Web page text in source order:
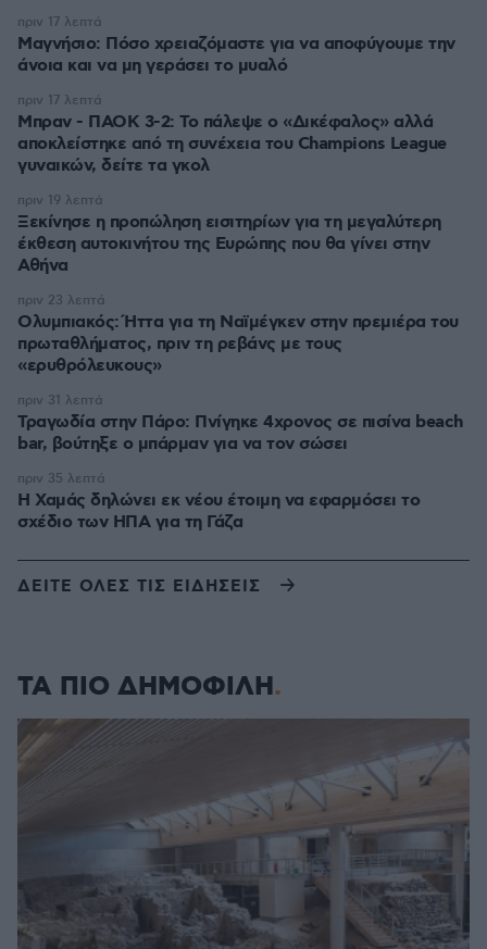
Μαγνήσιο: Πόσο χρειαζόμαστε για να αποφύγουμε την
άνοια και να μη γεράσει το μυαλό
πριν 17 λεπτά
Μπραν - ΠΑΟΚ 3-2: Το πάλεψε ο «Δικέφαλος» αλλά
αποκλείστηκε από τη συνέχεια του Champions League
γυναικών, δείτε τα γκολ
πριν 17 λεπτά
Ξεκίνησε η προπώληση εισιτηρίων για τη μεγαλύτερη
έκθεση αυτοκινήτου της Ευρώπης που θα γίνει στην
Αθήνα
πριν 19 λεπτά
Ολυμπιακός: Ήττα για τη Ναϊμέγκεν στην πρεμιέρα του
πρωταθλήματος, πριν τη ρεβάνς με τους
«ερυθρόλευκους»
πριν 23 λεπτά
Τραγωδία στην Πάρο: Πνίγηκε 4χρονος σε πισίνα beach
bar, βούτηξε ο μπάρμαν για να τον σώσει
πριν 31 λεπτά
Η Χαμάς δηλώνει εκ νέου έτοιμη να εφαρμόσει το
σχέδιο των ΗΠΑ για τη Γάζα
πριν 35 λεπτά
ΔΕΙΤΕ ΟΛΕΣ ΤΙΣ ΕΙΔΗΣΕΙΣ
ΤΑ ΠΙΟ ΔΗΜΟΦΙΛΗ